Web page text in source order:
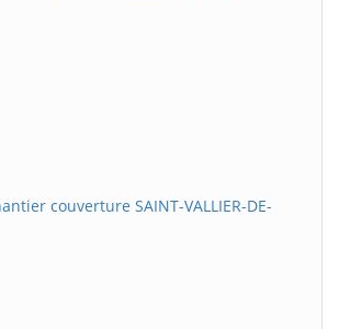
couverture SAINT-VALLIER-DE-